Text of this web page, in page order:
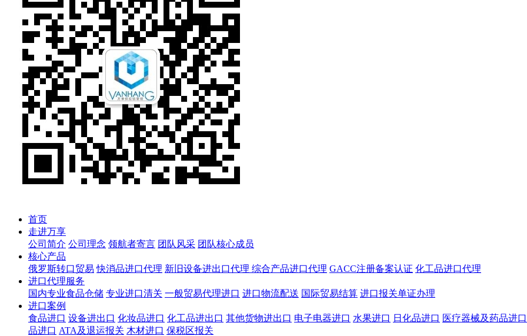
首页
走进万享
公司简介 公司理念 领航者寄言 团队风采 团队核心成员
核心产品
俄罗斯转口贸易 快消品进口代理 新旧设备进出口代理 综合产品进口代理 GACC注册备案认证 化工品进口代理
进口代理服务
国内专业食品仓储 专业进口清关 一般贸易代理进口 进口物流配送 国际贸易结算 进口报关单证办理
进口案例
食品进口 设备进出口 化妆品进口 化工品进出口 其他货物进出口 电子电器进口 水果进口 日化品进口 医疗器械及药品进口
品进口 ATA及退运报关 木材进口 保税区报关